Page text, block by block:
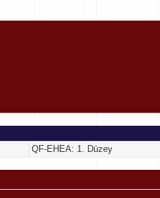
QF-EHEA: 1. Düzey